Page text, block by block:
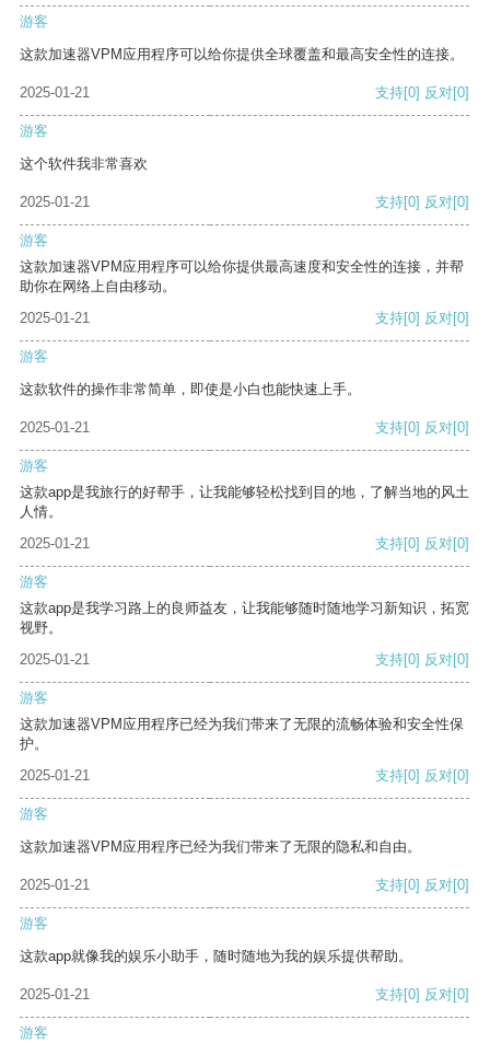
游客
这款加速器VPM应用程序可以给你提供全球覆盖和最高安全性的连接。
2025-01-21 支持[0] 反对[0]
游客
这个软件我非常喜欢
2025-01-21 支持[0] 反对[0]
游客
这款加速器VPM应用程序可以给你提供最高速度和安全性的连接，并帮
助你在网络上自由移动。
2025-01-21
支持[0] 反对[0]
游客
这款软件的操作非常简单，即使是小白也能快速上手。
2025-01-21 支持[0] 反对[0]
游客
这款app是我旅行的好帮手，让我能够轻松找到目的地，了解当地的风土
人情。
2025-01-21
支持[0] 反对[0]
游客
这款app是我学习路上的良师益友，让我能够随时随地学习新知识，拓宽
视野。
2025-01-21
支持[0] 反对[0]
游客
这款加速器VPM应用程序已经为我们带来了无限的流畅体验和安全性保
护。
2025-01-21
支持[0] 反对[0]
游客
这款加速器VPM应用程序已经为我们带来了无限的隐私和自由。
2025-01-21 支持[0] 反对[0]
游客
这款app就像我的娱乐小助手，随时随地为我的娱乐提供帮助。
2025-01-21 支持[0] 反对[0]
游客